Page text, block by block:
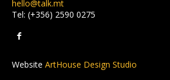
hello@talk.mt
Tel: (+356) 2590 0275
Website ArtHouse Design Studio